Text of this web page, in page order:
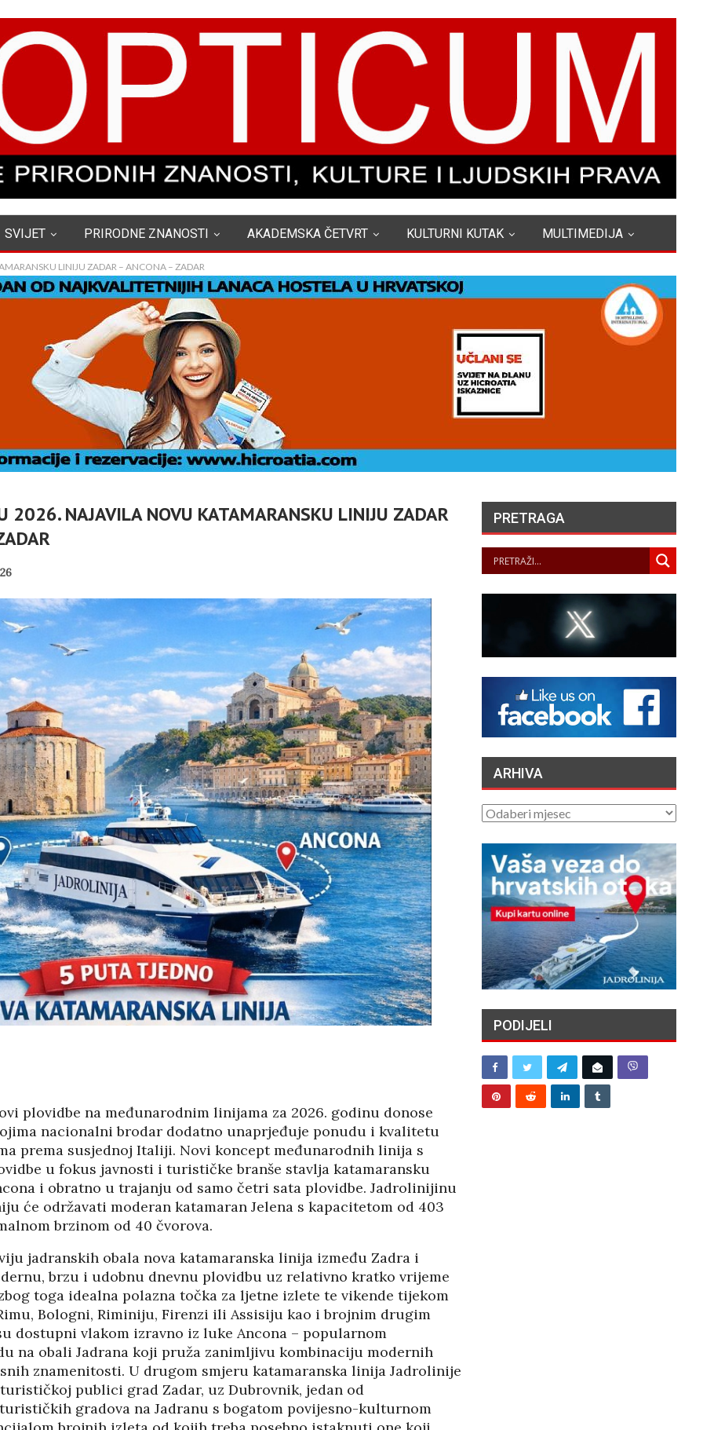
SVIJET PRIRODNE ZNANOSTI AKADEMSKA ČETVRT KULTURNI KUTAK MULTIMEDIJA
LINIJU ZADAR – ANCONA – ZADAR
2026. NAJAVILA NOVU KATAMARANSKU LINIJU ZADAR
plovidbe na međunarodnim linijama za 2026. godinu donose
nacionalni brodar dodatno unaprjeđuje ponudu i kvalitetu
prema susjednoj Italiji. Novi koncept međunarodnih linija s
u fokus javnosti i turističke branše stavlja katamaransku
i obratno u trajanju od samo četri sata plovidbe. Jadrolinijinu
će održavati moderan katamaran Jelena s kapacitetom od 403
brzinom od 40 čvorova.
jadranskih obala nova katamaranska linija između Zadra i
brzu i udobnu dnevnu plovidbu uz relativno kratko vrijeme
toga idealna polazna točka za ljetne izlete te vikende tijekom
Bologni, Riminiju, Firenzi ili Assisiju kao i brojnim drugim
dostupni vlakom izravno iz luke Ancona – popularnom
na obali Jadrana koji pruža zanimljivu kombinaciju modernih
znamenitosti. U drugom smjeru katamaranska linija Jadrolinije
publici grad Zadar, uz Dubrovnik, jedan od
gradova na Jadranu s bogatom povijesno-kulturnom
ZAŠTO
04/08/2026
RH
3.
FILM
SRDOC: TKO
VLASNICI
COSTABELLA
TURIZAM
HRVATSKE
2026
KASTU
MANJAK
I
POD KONTROLOM
SRPSKE POLITIKE
PANOPTICUM 01/08/2026
MIROVINE IZ DRUGOG
STUPA SU
NEISPLATIVE?
31/07/2026
U OMIŠLJU OTVORENA
IZLOŽBA MARGERITE
RAKIĆ
30/07/2026
HRVATSKA MEĐU
VODEĆIM ZEMLJAMA
EU PO KUPNJI E-
KNJIGA I
AUDIOKNJIGA
29/07/2026
TKO JE KANDIDAT ZA
PREDSJEDNIKA HOO?
29/07/2026
KRISTA IZVUČE SVOJ
NAROD IZ…
PANOPTICUM 07/08/2026
LA JUSTICE SAISIE
APRÈS PLUSIEURS
SUICIDES ET
TENTATIVES DE
SUICIDE AU…
06/08/2026
ČUVARI LJEPOTE
NAŠEG KRAJA II. –
LJETNA IZLOŽBA U
GALERIJI UZ RIJEKU
05/08/2026
„NASELJAVANJE
HRVATSKIH OTOKA
MIGRANTIMA″ –
OSVRT
05/08/2026
VATROGASCI
APELIRAJU – ZBOG
SIGURNOSTI PILOTA
HRVATI U VOJVODINI
OSUĐENI NA
ASIMILACIJU
BUNJEVAČKA PATNJA
PRETRAGA
ARHIVA
ARHIVA
PODIJELI